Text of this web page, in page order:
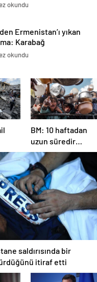
okundu
Ermenistan’ı yıkan
Karabağ
ayrılmaz bir
okundu
BM: 10 haftadan
uzun süredir
Gazze’ye yiyecek,
ilaç, su, çadır
girmedi
saldırısında bir
itiraf etti